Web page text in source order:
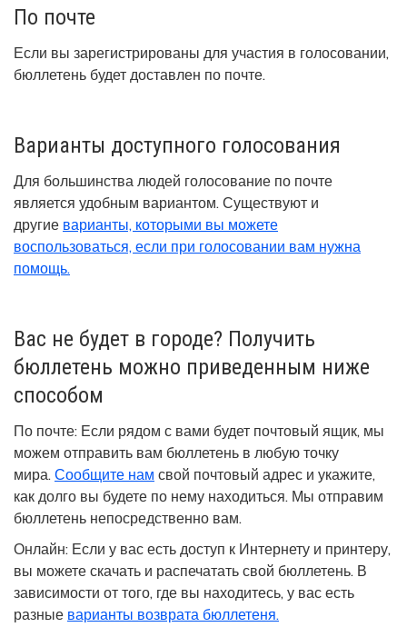
По почте
Если вы зарегистрированы для участия в голосовании,
бюллетень будет доставлен по почте.
Варианты доступного голосования
Для большинства людей голосование по почте
является удобным вариантом. Существуют и
другие варианты, которыми вы можете
воспользоваться, если при голосовании вам нужна
помощь.
Вас не будет в городе? Получить
бюллетень можно приведенным ниже
способом
По почте: Если рядом с вами будет почтовый ящик, мы
можем отправить вам бюллетень в любую точку
мира. Сообщите нам свой почтовый адрес и укажите,
как долго вы будете по нему находиться. Мы отправим
бюллетень непосредственно вам.
Онлайн: Если у вас есть доступ к Интернету и принтеру,
вы можете скачать и распечатать свой бюллетень. В
зависимости от того, где вы находитесь, у вас есть
разные варианты возврата бюллетеня.